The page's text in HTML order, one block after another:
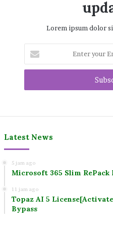
Lorem ipsum dolor
your
Email
Latest News
5 jam ago
Microsoft 365 Slim RePack
11 jam ago
Topaz AI 5
Bypass